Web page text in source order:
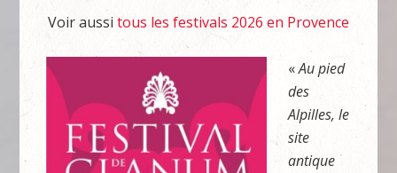
Voir aussi tous les festivals 2026 en Provence
«Au pied
des
Alpilles, le
site
antique